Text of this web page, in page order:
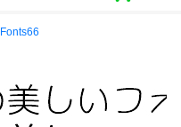
Fonts66